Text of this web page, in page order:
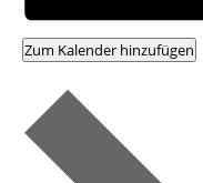
Zum Kalender hinzufügen